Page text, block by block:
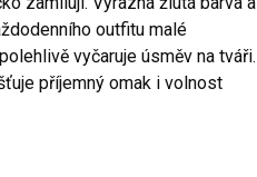
outfitu malé
vyčaruje úsměv na tváři.
příjemný omak i volnost